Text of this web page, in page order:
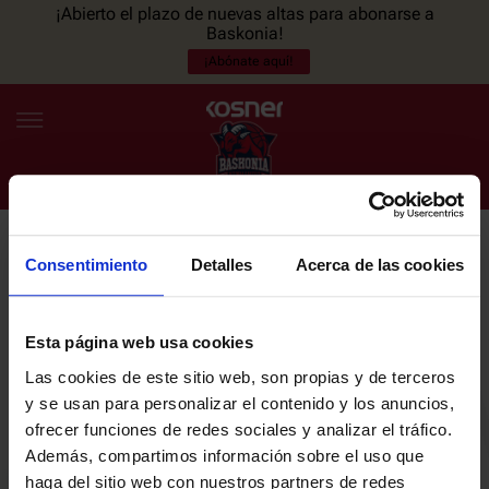
Consentimiento Detalles Acerca de las cookies
Esta página web usa cookies
Las cookies de este sitio web, son propias y de terceros
y se usan para personalizar el contenido y los anuncios,
ofrecer funciones de redes sociales y analizar el tráfico.
Además, compartimos información sobre el uso que
haga del sitio web con nuestros partners de redes
¡Abierto el plazo de nuevas altas para abonarse a
Baskonia!
¡Abónate aquí!
ES EU
NOTICIAS
PLANTILLA
ENTRADAS
NEWSLETTER
últimas noticias y promociones del club.
Email
He leído y acepto laPolítica de privacidaddel SASKI BASKONIA